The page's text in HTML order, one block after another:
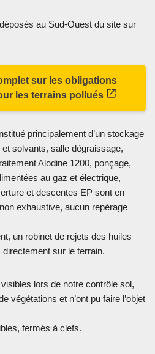
au Sud-Ouest du site sur
sur les obligations
les terrains pollués
principalement d’un stockage
solvants, salle dégraissage,
Alodine 1200, ponçage,
au gaz et électrique,
et descentes EP sont en
exhaustive, aucun repérage
un robinet de rejets des huiles
sur le terrain.
lors de notre contrôle sol,
végétations et n’ont pu faire l’objet
fermés à clefs.